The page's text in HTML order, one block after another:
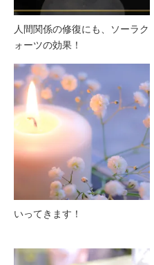
人間関係の修復にも、ソーラク
ォーツの効果！
いってきます！